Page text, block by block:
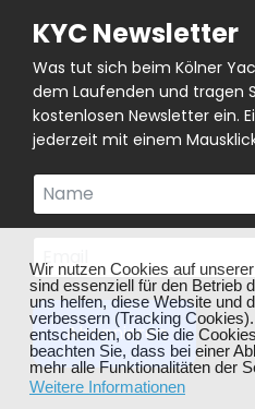
Wir nutzen Cookies auf
sind essenziell für den Betrieb
uns helfen, diese Website und
verbessern (Tracking
entscheiden, ob Sie die
beachten Sie, dass bei einer
mehr alle Funktionalitäten der
Weitere Informationen
KYC Newsletter
Was tut sich beim Kölner
dem Laufenden und tragen
kostenlosen Newsletter ein.
jederzeit mit einem
Abonnieren